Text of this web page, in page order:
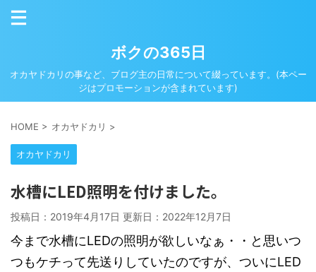
ボクの365日
オカヤドカリの事など、ブログ主の日常について綴っています。(本ペー
ジはプロモーションが含まれています)
HOME > オカヤドカリ >
オカヤドカリ
水槽にLED照明を付けました。
投稿日：2019年4月17日 更新日： 2022年12月7日
今まで水槽にLEDの照明が欲しいなぁ・・と思いつ
つもケチって先送りしていたのですが、ついにLED